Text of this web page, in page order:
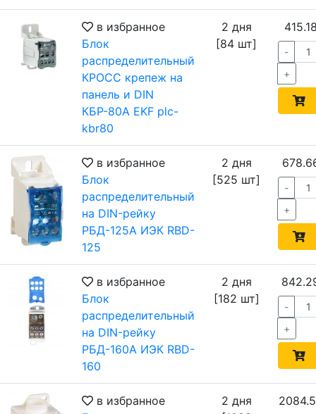
в избранное
Блок
распределительный
КРОСС крепеж на
панель и DIN
КБР-80А EKF plc-
kbr80
2 дня
[84 шт]
-
+
в избранное
Блок
распределительный
на DIN-рейку
РБД-125А ИЭК RBD-
125
2 дня
[525 шт]
-
+
в избранное
Блок
распределительный
на DIN-рейку
РБД-160А ИЭК RBD-
160
2 дня
[182 шт]
-
+
в избранное
2 дня